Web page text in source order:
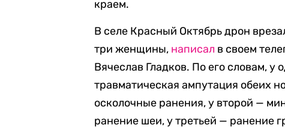
краем.
В селе Красный Октябрь дрон
три женщины, написал в своем
Вячеслав Гладков. По его словам,
травматическая ампутация обеих
осколочные ранения, у второй —
ранение шеи, у третьей — ранение